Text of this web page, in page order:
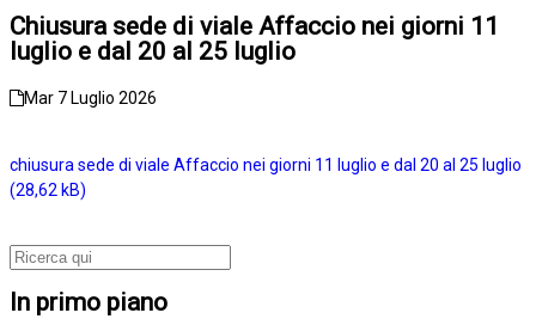
Chiusura sede di viale Affaccio nei giorni 11
luglio e dal 20 al 25 luglio
Mar 7 Luglio 2026
chiusura sede di viale Affaccio nei giorni 11 luglio e dal 20 al 25 luglio
In primo piano